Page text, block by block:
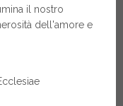
il nostro
dell'amore e